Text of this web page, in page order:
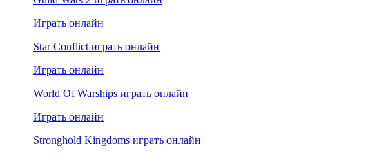
Играть онлайн
Star Conflict играть онлайн
Играть онлайн
World Of Warships играть онлайн
Играть онлайн
Stronghold Kingdoms играть онлайн